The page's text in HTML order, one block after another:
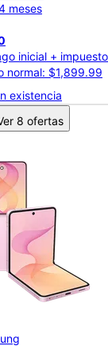
meses
inicial +
normal: $1,899.99
existencia
8 ofertas